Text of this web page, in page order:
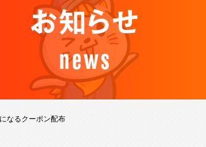
お知らせ
news
になるクーポン配布